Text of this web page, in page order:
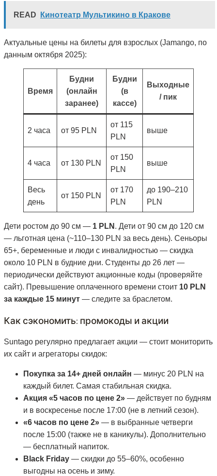
READ Кинотеатр Мультикино в Кракове
Актуальные цены на билеты для взрослых (Jamango, по
данным октября 2025):
Время
Будни
(онлайн
заранее)
Будни
(в
кассе)
Выходные
/ пик
2 часа от 95 PLN
от 115
PLN
выше
4 часа от 130 PLN
от 150
PLN
выше
Весь
день
от 150 PLN
от 170
PLN
до 190–210
PLN
Дети ростом до 90 см — 1 PLN . Дети от 90 см до 120 см
— льготная цена (~110–130 PLN за весь день). Сеньоры
65+, беременные и люди с инвалидностью — скидка
около 10 PLN в будние дни. Студенты до 26 лет —
периодически действуют акционные коды (проверяйте
сайт). Превышение оплаченного времени стоит 10 PLN
за каждые 15 минут — следите за браслетом.
Как сэкономить: промокоды и акции
Suntago регулярно предлагает акции — стоит мониторить
их сайт и агрегаторы скидок:
Покупка за 14+ дней онлайн — минус 20 PLN на
каждый билет. Самая стабильная скидка.
Акция «5 часов по цене 2» — действует по будням
и в воскресенье после 17:00 (не в летний сезон).
«6 часов по цене 2» — в выбранные четверги
после 15:00 (также не в каникулы). Дополнительно
— бесплатный напиток.
Black Friday — скидки до 55–60%, особенно
выгодны на осень и зиму.